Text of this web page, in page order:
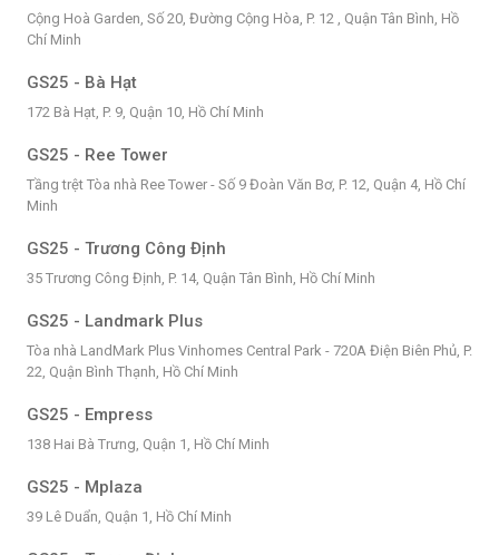
Cộng Hoà Garden, Số 20, Đường Cộng Hòa, P. 12 , Quận Tân Bình, Hồ
Chí Minh
GS25 - Bà Hạt
172 Bà Hạt, P. 9, Quận 10, Hồ Chí Minh
GS25 - Ree Tower
Tầng trệt Tòa nhà Ree Tower - Số 9 Đoàn Văn Bơ, P. 12, Quận 4, Hồ Chí
Minh
GS25 - Trương Công Định
35 Trương Công Định, P. 14, Quận Tân Bình, Hồ Chí Minh
GS25 - Landmark Plus
Tòa nhà LandMark Plus Vinhomes Central Park - 720A Điện Biên Phủ, P.
22, Quận Bình Thạnh, Hồ Chí Minh
GS25 - Empress
138 Hai Bà Trưng, Quận 1, Hồ Chí Minh
GS25 - Mplaza
39 Lê Duẩn, Quận 1, Hồ Chí Minh